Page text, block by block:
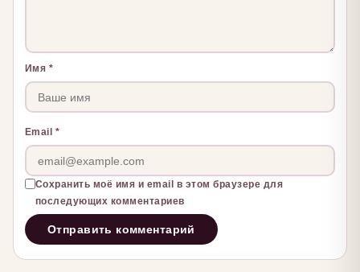
Имя *
Email *
Сохранить моё имя и email в этом браузере для
последующих комментариев